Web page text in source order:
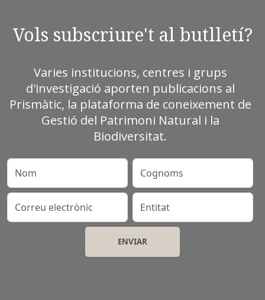
Vols subscriure't al butlletí?
Varies institucions, centres i grups
d'investigació aporten publicacions al
Prismàtic, la plataforma de coneixement de
Gestió del Patrimoni Natural i la
Biodiversitat.
Nom Cognoms
Correu electrònic Entitat